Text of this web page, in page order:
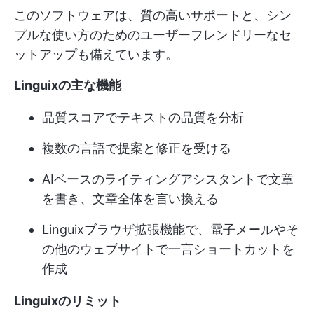
このソフトウェアは、質の高いサポートと、シン
プルな使い方のためのユーザーフレンドリーなセ
ットアップも備えています。
Linguixの主な機能
品質スコアでテキストの品質を分析
複数の言語で提案と修正を受ける
AIベースのライティングアシスタントで文章
を書き、文章全体を言い換える
Linguixブラウザ拡張機能で、電子メールやそ
の他のウェブサイトで一言ショートカットを
作成
Linguixのリミット